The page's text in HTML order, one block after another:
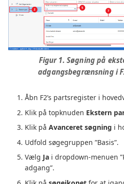
Figur 1. Søgning på
adgangsbegrænsning i
Åbn F2’s partsregister i
Klik på topknuden Ekstern
Klik på Avanceret søgning i
Udfold søgegruppen ”Basis”.
Vælg Ja i dropdown-menuen
adgang”.